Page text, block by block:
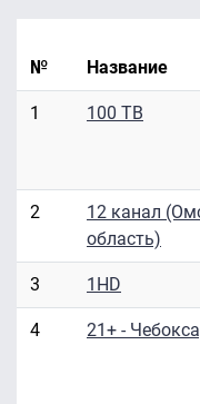
№ Название
1 100 ТВ
2
12 канал
область)
3 1HD
4 21+ -